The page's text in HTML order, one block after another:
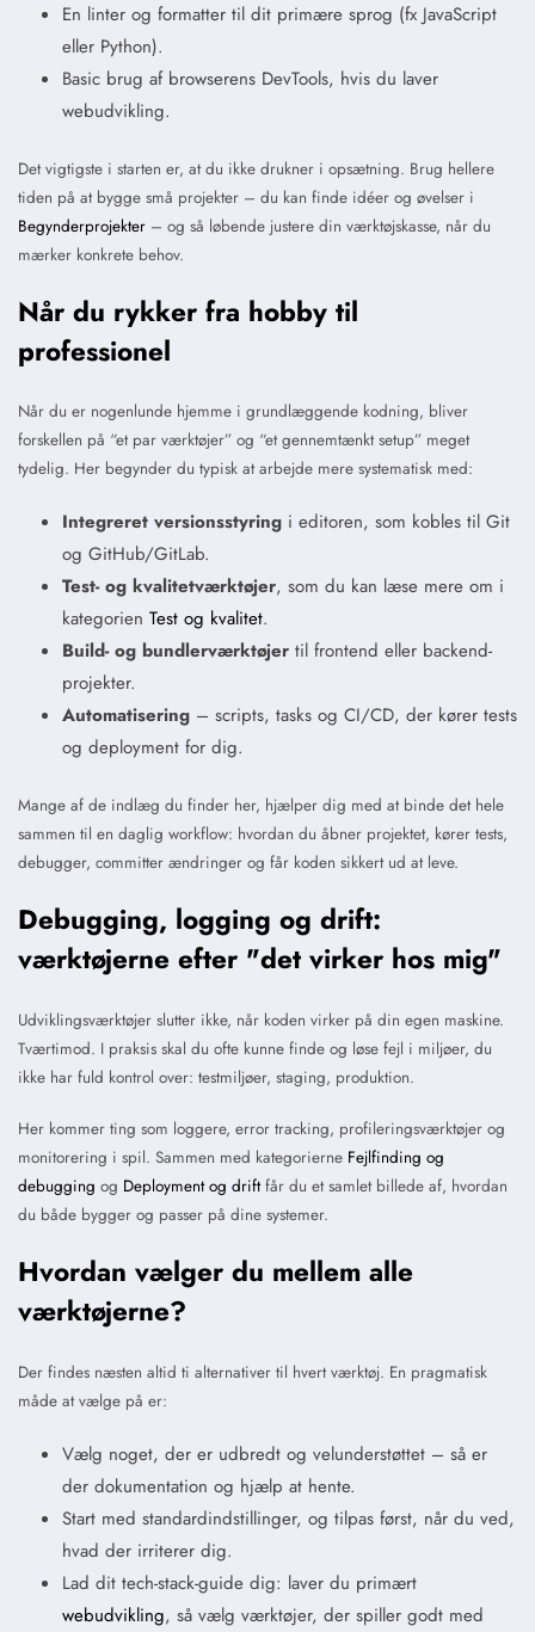
En linter og formatter til dit primære sprog (fx JavaScript
eller Python).
Basic brug af browserens DevTools, hvis du laver
webudvikling.
Det vigtigste i starten er, at du ikke drukner i opsætning. Brug hellere
tiden på at bygge små projekter – du kan finde idéer og øvelser i
Begynderprojekter – og så løbende justere din værktøjskasse, når du
mærker konkrete behov.
Når du rykker fra hobby til
professionel
Når du er nogenlunde hjemme i grundlæggende kodning, bliver
forskellen på “et par værktøjer” og “et gennemtænkt setup” meget
tydelig. Her begynder du typisk at arbejde mere systematisk med:
Integreret versionsstyringi editoren, som kobles til Git
og GitHub/GitLab.
Test- og kvalitetværktøjer, som du kan læse mere om i
kategorien Test og kvalitet.
Build- og bundlerværktøjertil frontend eller backend-
projekter.
Automatisering– scripts, tasks og CI/CD, der kører tests
og deployment for dig.
Mange af de indlæg du finder her, hjælper dig med at binde det hele
sammen til en daglig workflow: hvordan du åbner projektet, kører tests,
debugger, committer ændringer og får koden sikkert ud at leve.
Debugging, logging og drift:
værktøjerne efter "det virker hos mig"
Udviklingsværktøjer slutter ikke, når koden virker på din egen maskine.
Tværtimod. I praksis skal du ofte kunne finde og løse fejl i miljøer, du
ikke har fuld kontrol over: testmiljøer, staging, produktion.
Her kommer ting som loggere, error tracking, profileringsværktøjer og
monitorering i spil. Sammen med kategorierne Fejlfinding og
debugging og Deployment og driftfår du et samlet billede af, hvordan
du både bygger og passer på dine systemer.
Hvordan vælger du mellem alle
værktøjerne?
Der findes næsten altid ti alternativer til hvert værktøj. En pragmatisk
måde at vælge på er:
Vælg noget, der er udbredt og velunderstøttet – så er
der dokumentation og hjælp at hente.
Start med standardindstillinger, og tilpas først, når du ved,
hvad der irriterer dig.
Lad dit tech-stack-guide dig: laver du primært
webudvikling, så vælg værktøjer, der spiller godt med